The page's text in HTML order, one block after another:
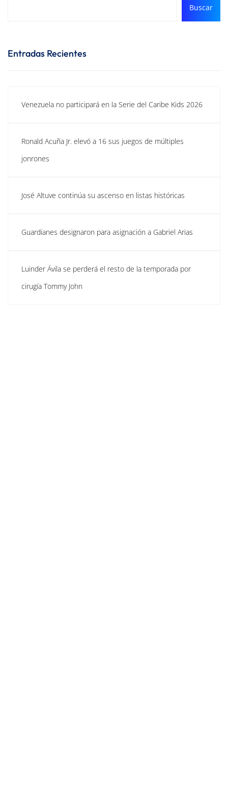
Buscar
Entradas Recientes
Venezuela no participará en la Serie del Caribe Kids 2026
Ronald Acuña Jr. elevó a 16 sus juegos de múltiples
jonrones
José Altuve continúa su ascenso en listas históricas
Guardianes designaron para asignación a Gabriel Arias
Luinder Ávila se perderá el resto de la temporada por
cirugía Tommy John